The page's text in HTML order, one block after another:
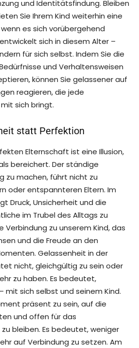
und Identitätsfindung. Bleiben
Sie Ihrem Kind weiterhin eine
es sich vorübergehend
sich in diesem Alter –
für sich selbst. Indem Sie die
und Verhaltensweisen
können Sie gelassener auf
reagieren, die jede
sich bringt.
statt Perfektion
Elternschaft ist eine Illusion,
bereichert. Der ständige
zu machen, führt nicht zu
oder entspannteren Eltern. Im
Druck, Unsicherheit und die
im Trubel des Alltags zu
Verbindung zu unserem Kind, das
und die Freude an den
Gelassenheit in der
nicht, gleichgültig zu sein oder
zu haben. Es bedeutet,
mit sich selbst und seinem Kind.
präsent zu sein, auf die
und offen für das
bleiben. Es bedeutet, weniger
auf Verbindung zu setzen. Am